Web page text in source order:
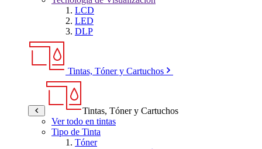
LCD
LED
DLP
Tintas, Tóner y Cartuchos
Tintas, Tóner y Cartuchos
Ver todo en tintas
Tipo de Tinta
Tóner